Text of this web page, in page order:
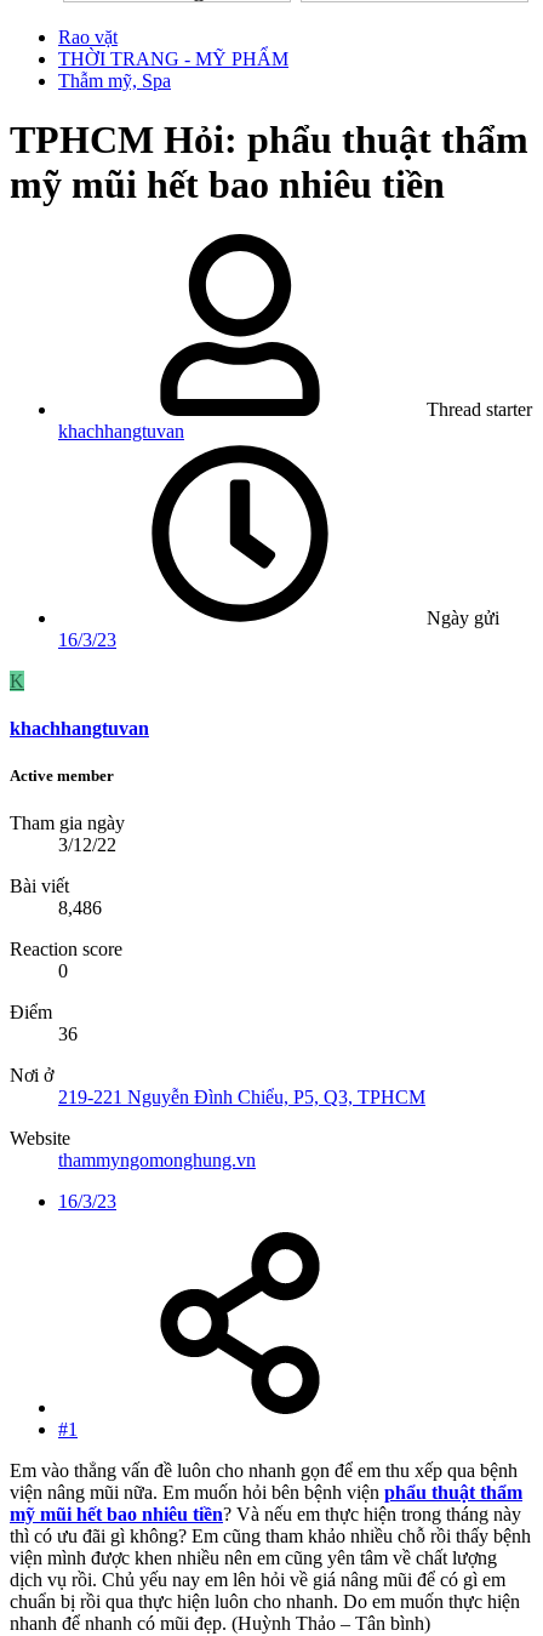
Rao vặt
THỜI TRANG - MỸ PHẨM
Thẫm mỹ, Spa
TPHCM Hỏi: phẩu thuật thẩm
mỹ mũi hết bao nhiêu tiền
Thread starter
khachhangtuvan
Ngày gửi
16/3/23
K
khachhangtuvan
Active member
Tham gia ngày
3/12/22
Bài viết
8,486
Reaction score
0
Điểm
36
Nơi ở
219-221 Nguyễn Đình Chiểu, P5, Q3, TPHCM
Website
thammyngomonghung.vn
16/3/23
#1
Em vào thẳng vấn đề luôn cho nhanh gọn để em thu xếp qua bệnh
viện nâng mũi nữa. Em muốn hỏi bên bệnh viện phẩu thuật thẩm
mỹ mũi hết bao nhiêu tiền? Và nếu em thực hiện trong tháng này
thì có ưu đãi gì không? Em cũng tham khảo nhiều chỗ rồi thấy bệnh
viện mình được khen nhiều nên em cũng yên tâm về chất lượng
dịch vụ rồi. Chủ yếu nay em lên hỏi về giá nâng mũi để có gì em
chuẩn bị rồi qua thực hiện luôn cho nhanh. Do em muốn thực hiện
nhanh để nhanh có mũi đẹp. (Huỳnh Thảo – Tân bình)